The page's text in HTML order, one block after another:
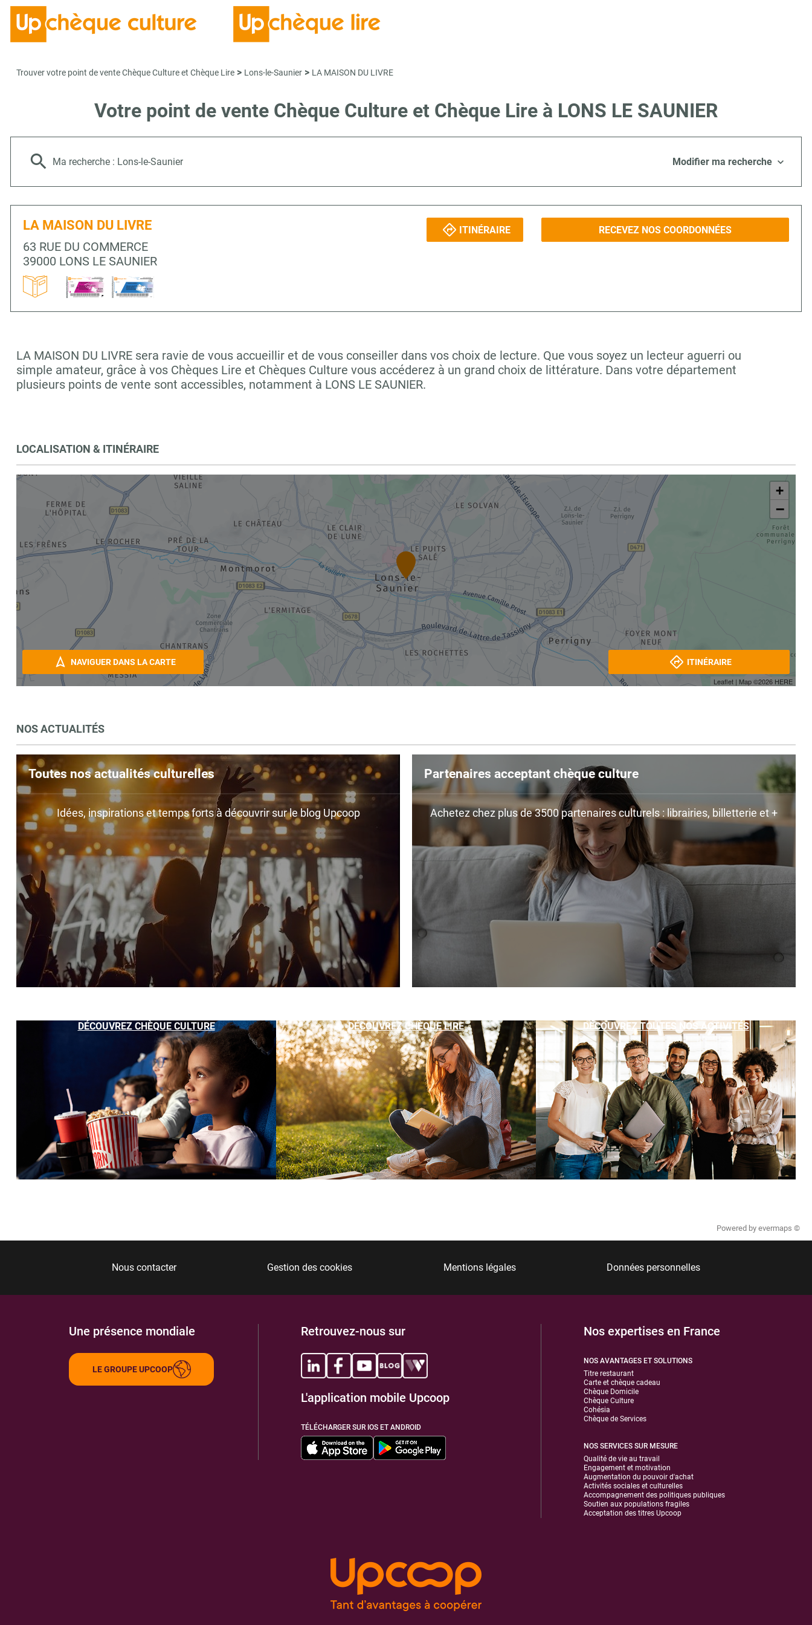
Trouver votre point de vente Chèque Culture et Chèque Lire > Lons-le-Saunier > LA MAISON DU LIVRE
Votre point de vente Chèque Culture et Chèque Lire à LONS LE SAUNIER
Ma recherche : Lons-le-Saunier Modifier ma recherche
LA MAISON DU LIVRE
63 RUE DU COMMERCE
39000 LONS LE SAUNIER
ITINÉRAIRE RECEVEZ NOS COORDONNÉES
LA MAISON DU LIVRE sera ravie de vous accueillir et de vous conseiller dans vos choix de lecture. Que vous soyez un lecteur aguerri ou
simple amateur, grâce à vos Chèques Lire et Chèques Culture vous accéderez à un grand choix de littérature. Dans votre département
plusieurs points de vente sont accessibles, notamment à LONS LE SAUNIER.
LOCALISATION & ITINÉRAIRE
+
−
Leaflet | Map ©2026 HERE
NAVIGUER DANS LA CARTE ITINÉRAIRE
NOS ACTUALITÉS
Toutes nos actualités culturelles
Idées, inspirations et temps forts à découvrir sur le blog Upcoop
Partenaires acceptant chèque culture
Achetez chez plus de 3500 partenaires culturels : librairies, billetterie et +
DÉCOUVREZ CHÈQUE CULTURE DÉCOUVREZ CHÈQUE LIRE DÉCOUVREZ TOUTES NOS ACTIVITÉS
Powered by evermaps ©
Nous contacter Gestion des cookies Mentions légales Données personnelles
Une présence mondiale
LE GROUPE UPCOOP
Retrouvez-nous sur
L'application mobile Upcoop
TÉLÉCHARGER SUR IOS ET ANDROID
Nos expertises en France
NOS AVANTAGES ET SOLUTIONS
Titre restaurant
Carte et chèque cadeau
Chèque Domicile
Chèque Culture
Cohésia
Chèque de Services
NOS SERVICES SUR MESURE
Qualité de vie au travail
Engagement et motivation
Augmentation du pouvoir d'achat
Activités sociales et culturelles
Accompagnement des politiques publiques
Soutien aux populations fragiles
Acceptation des titres Upcoop